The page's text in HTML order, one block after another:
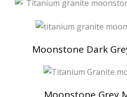
Moonstone Dark